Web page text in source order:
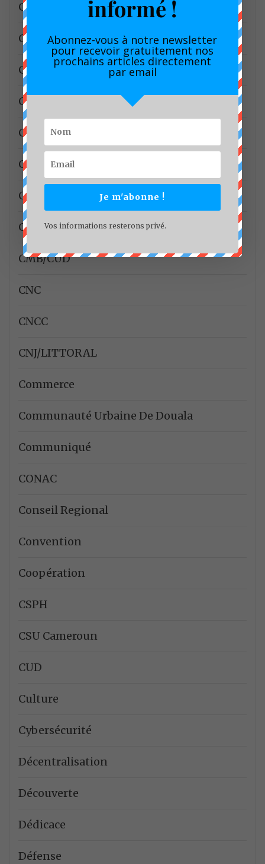
Canton Bakoko
Canton Bell
CDHC
Célébration
CEMAC
Chanas Assurance Vie
CHANGEMENT CLUIMATIQUE
Cinéma
CMB/CUD
CNC
CNCC
CNJ/LITTORAL
Commerce
Communauté Urbaine De Douala
Communiqué
CONAC
Conseil Regional
Convention
Coopération
CSPH
CSU Cameroun
CUD
Culture
Cybersécurité
Décentralisation
Découverte
Dédicace
Défense
informé !
Abonnez-vous à notre newsletter
pour recevoir gratuitement nos
prochains articles directement
par email
Je m'abonne !
Vos informations resterons privé.